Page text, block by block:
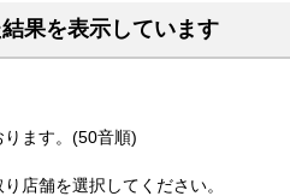
果を表示しています
ます。(50音順)
店舗を選択してください。